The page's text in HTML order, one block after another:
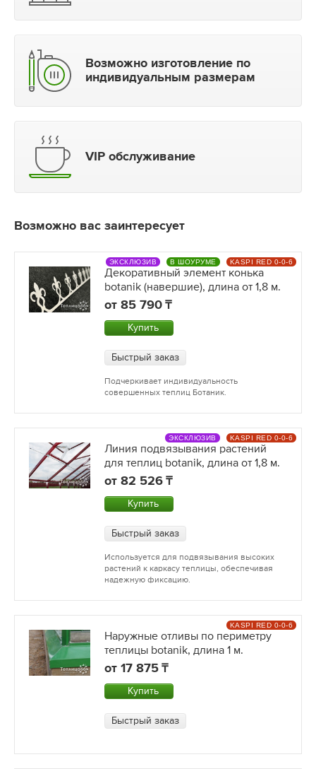
Возможно изготовление по
индивидуальным размерам
VIP обслуживание
Возможно вас заинтересует
Декоративный элемент конька
botanik (навершие), длина от 1,8 м.
от 85 790
Купить
Быстрый заказ
Подчеркивает индивидуальность
совершенных теплиц Ботаник.
ЭКСКЛЮЗИВ В ШОУРУМЕ KASPI RED 0-0-6
Линия подвязывания растений
для теплиц botanik, длина от 1,8 м.
от 82 526
Купить
Быстрый заказ
Используется для подвязывания высоких
растений к каркасу теплицы, обеспечивая
надежную фиксацию.
ЭКСКЛЮЗИВ KASPI RED 0-0-6
Наружные отливы по периметру
теплицы botanik, длина 1 м.
от 17 875
Купить
Быстрый заказ
KASPI RED 0-0-6